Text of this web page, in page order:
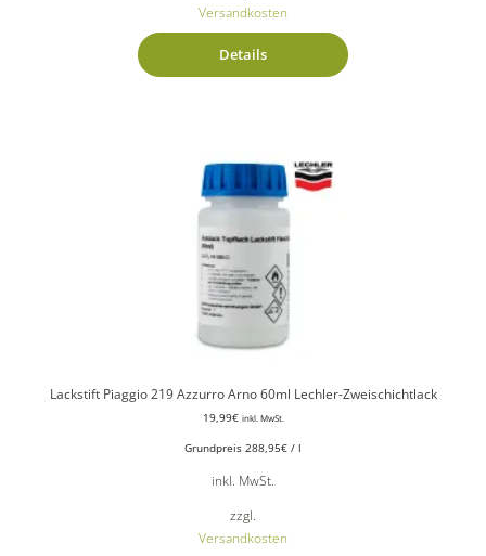
Versandkosten
Details
Lackstift Piaggio 219 Azzurro Arno 60ml Lechler-Zweischichtlack
19,99€ inkl. MwSt.
Grundpreis 288,95€ / l
inkl. MwSt.
zzgl.
Versandkosten